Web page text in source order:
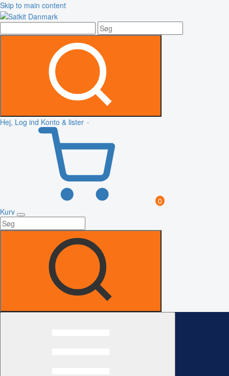
Skip to main content
Hej, Log ind Konto & lister
0
Kurv